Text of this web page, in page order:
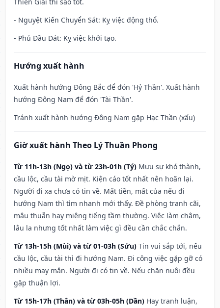
- Nguyệt Kiến Chuyển Sát: Kỵ việc động thổ.
- Phủ Đầu Dát: Kỵ việc khởi tạo.
Hướng xuất hành
Xuất hành hướng Đông Bắc để đón 'Hỷ Thần'. Xuất hành
hướng Đông Nam để đón 'Tài Thần'.
Tránh xuất hành hướng Đông Nam gặp Hạc Thần (xấu)
Giờ xuất hành Theo Lý Thuần Phong
Từ 11h-13h (Ngọ) và từ 23h-01h (Tý) Mưu sự khó thành,
cầu lộc, cầu tài mờ mịt. Kiện cáo tốt nhất nên hoãn lại.
Người đi xa chưa có tin về. Mất tiền, mất của nếu đi
hướng Nam thì tìm nhanh mới thấy. Đề phòng tranh cãi,
mâu thuẫn hay miệng tiếng tầm thường. Việc làm chậm,
lâu la nhưng tốt nhất làm việc gì đều cần chắc chắn.
Từ 13h-15h (Mùi) và từ 01-03h (Sửu) Tin vui sắp tới, nếu
cầu lộc, cầu tài thì đi hướng Nam. Đi công việc gặp gỡ có
nhiều may mắn. Người đi có tin về. Nếu chăn nuôi đều
gặp thuận lợi.
Từ 15h-17h (Thân) và từ 03h-05h (Dần) Hay tranh luận,